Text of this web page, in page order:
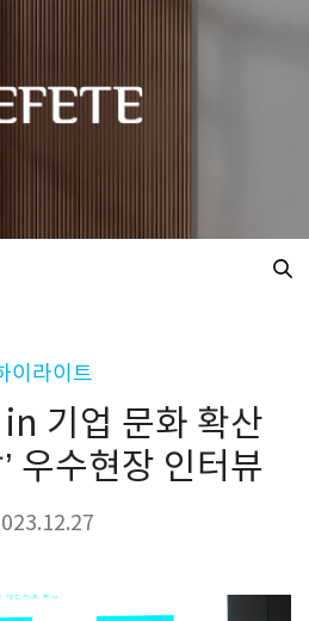
이라이트
기업 문화 확산
우수현장 인터뷰